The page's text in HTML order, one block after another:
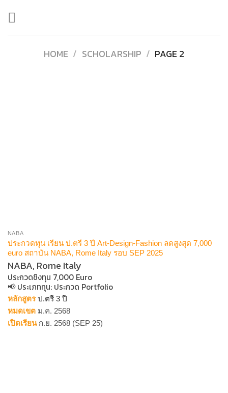
HOME / SCHOLARSHIP / PAGE 2
NABA
ประกวดทุน เรียน ป.ตรี 3 ปี Art-Design-Fashion ลดสูงสุด 7,000
euro สถาบัน NABA, Rome Italy รอบ SEP 2025
NABA, Rome Italy
ประกวดชิงทุน 7,000 Euro
📢 ประเภททุน​: ประกวด Portfolio
หลักสูตร ป.ตรี 3 ปี
หมดเขต ม.ค. 2568
เปิดเรียนก.ย. 2568 (SEP 25)